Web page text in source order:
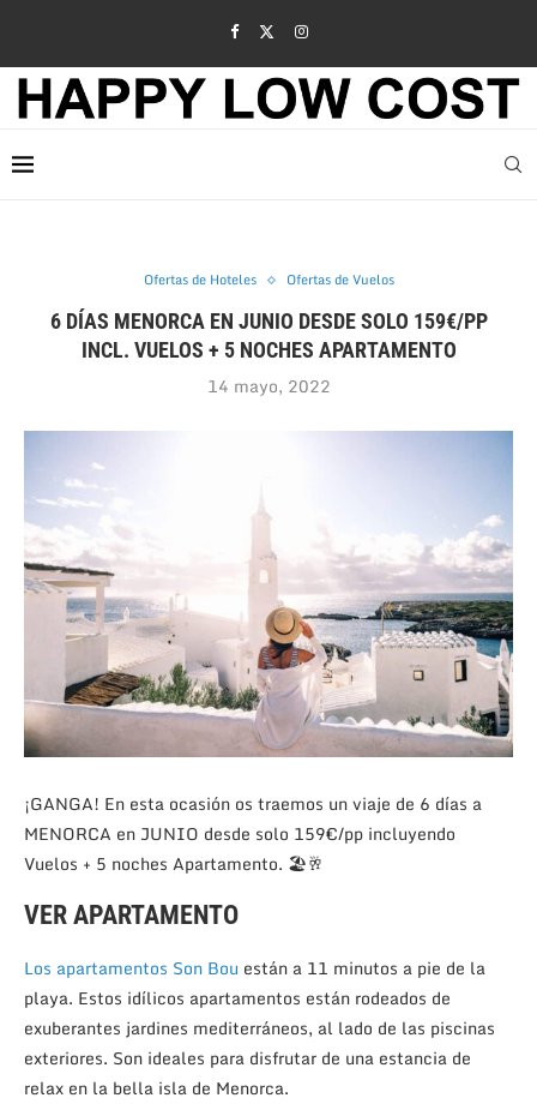
Ofertas de Hoteles Ofertas de Vuelos
6 DÍAS MENORCA EN JUNIO DESDE SOLO 159€/PP
INCL. VUELOS + 5 NOCHES APARTAMENTO
14 mayo, 2022
¡GANGA! En esta ocasión os traemos un viaje de 6 días a
MENORCA en JUNIO desde solo 159€/pp incluyendo
Vuelos + 5 noches Apartamento. 🏖🥂
VER APARTAMENTO
Los apartamentos Son Bou están a 11 minutos a pie de la
playa. Estos idílicos apartamentos están rodeados de
exuberantes jardines mediterráneos, al lado de las piscinas
exteriores. Son ideales para disfrutar de una estancia de
relax en la bella isla de Menorca.